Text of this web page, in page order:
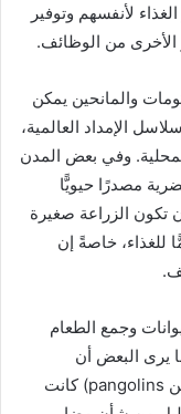
لأنفسهم وتوفير
الأخرى من الوظائف.
والمانحين يمكن
الإمداد العالمية،
وفي بعض المدن
مصدرًا حيويًّا
تكون الزراعة صغيرة
للغذاء، خاصةً إن
وجمع الطعام
يرى البعض أن
حيوانات برية معينة (مثل الوطاويط والبنجولين pangolins) كانت